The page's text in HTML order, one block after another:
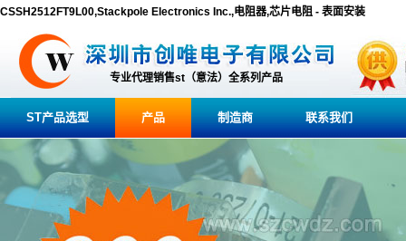
CSSH2512FT9L00,Stackpole Electronics Inc.,电阻器,芯片电阻 - 表面安装
专业代理销售st（意法）全系列产品
ST产品选型 产品 制造商 联系我们